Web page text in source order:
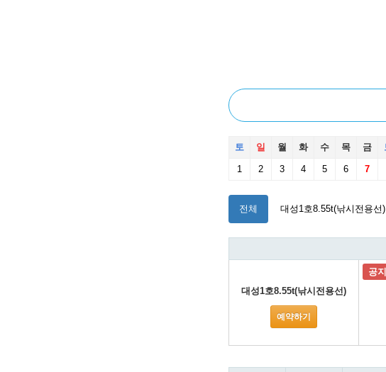
토 일 월 화 수 목 금
1 2 3 4 5 6 7
전체 대성1호8.55t(낚시전용선)
대성1호8.55t(낚시전용선)
예약하기
공지